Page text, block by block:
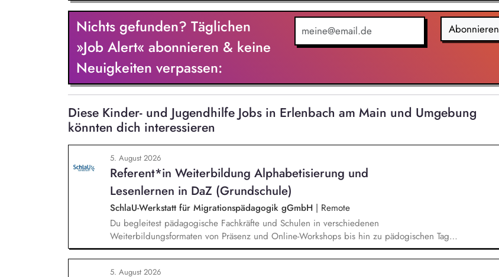
Nichts gefunden? Täglichen
»Job Alert« abonnieren & keine
Neuigkeiten verpassen:
Abonnieren
Diese Kinder- und Jugendhilfe Jobs in Erlenbach am Main und Umgebung
könnten dich interessieren
5. August 2026
Referent*in Weiterbildung Alphabetisierung und
Lesenlernen in DaZ (Grundschule)
SchlaU-Werkstatt für Migrationspädagogik gGmbH | Remote
Du begleitest pädagogische Fachkräfte und Schulen in verschiedenen
Weiterbildungsformaten von Präsenz und Online-Workshops bis hin zu pädogischen Tagen
und erstellst Online-Selbstlernkurse für unsere Plattform schlau-lernen.org. Die inhaltlichen
Schwerpunkte liegen dabei auf den Bereichen Lesen lernen,
5. August 2026